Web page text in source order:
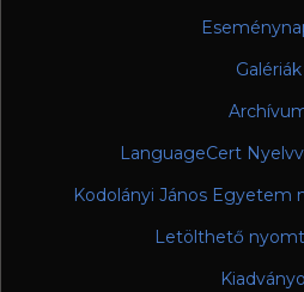
Galériák
LanguageCert
Kodolányi János Egyetem
Letölthető